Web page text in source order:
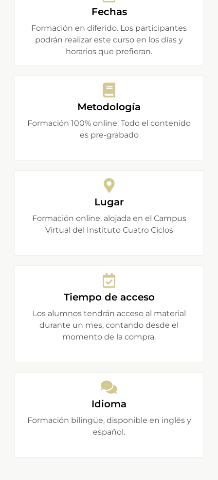
Fechas
Formación en diferido. Los participantes
podrán realizar este curso en los días y
horarios que prefieran.
Metodología
Formación 100% online. Todo el contenido
es pre-grabado
Lugar
Formación online, alojada en el Campus
Virtual del Instituto Cuatro Ciclos
Tiempo de acceso
Los alumnos tendrán acceso al material
durante un mes, contando desde el
momento de la compra.
Idioma
Formación bilingüe, disponible en inglés y
español.